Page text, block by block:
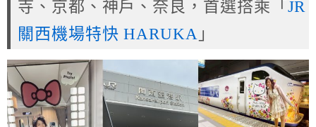
寺、京都、神戶、奈良，首選搭乘「 JR
關西機場特快 HARUKA 」